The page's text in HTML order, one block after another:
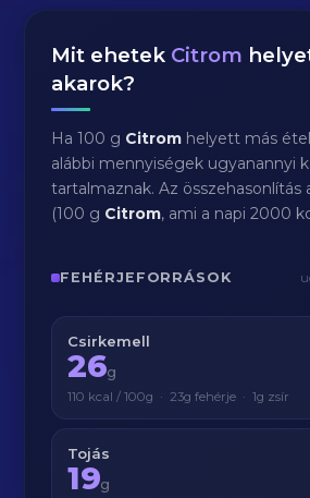
Mit ehetek Citrom
akarok?
Ha 100 g Citrom helyett más
alábbi mennyiségek ugyanannyi
tartalmaznak. Az összehasonlítás
(100 g Citrom, ami a napi 2000
FEHÉRJEFORRÁSOK
Csirkemell
26g
110 kcal / 100g · 23g fehérje · 1g zsír
Tojás
19g